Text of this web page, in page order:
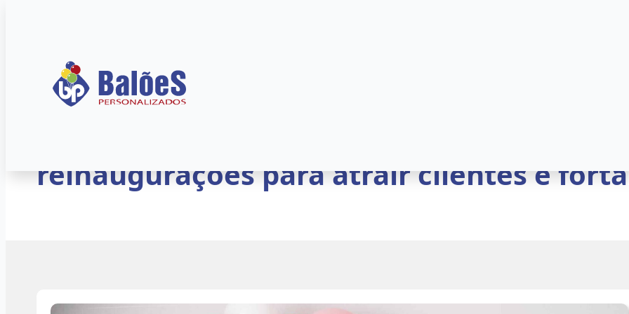
5 maneiras de usar balões personalizados
reinaugurações para atrair clientes e